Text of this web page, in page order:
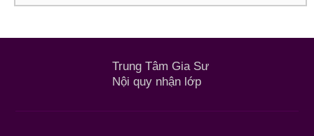
Trung Tâm Gia Sư
Nội quy nhận lớp